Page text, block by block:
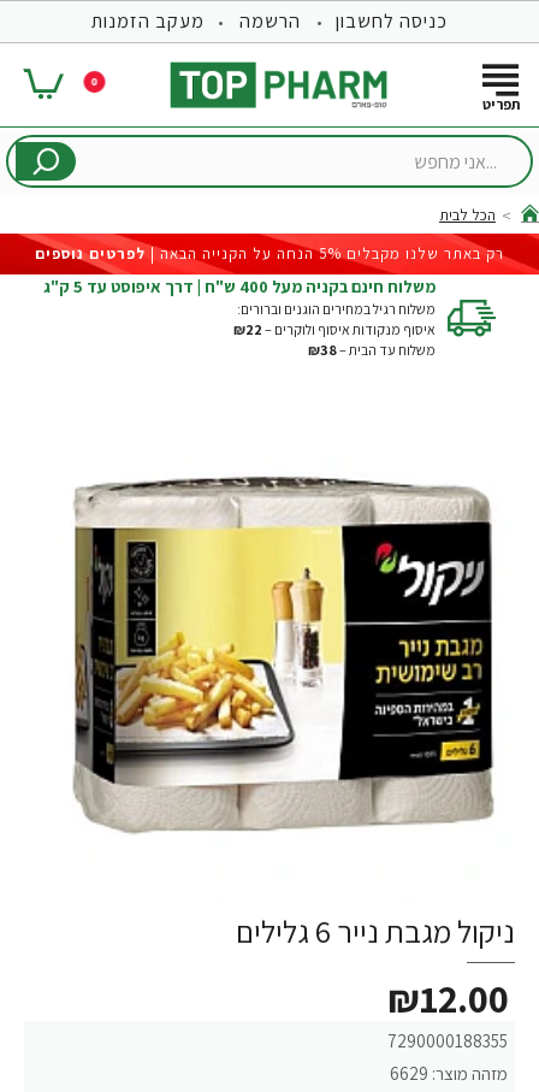
כניסה לחשבון הרשמה מעקב הזמנות
0
...אני
home
הכל לבית
רק באתר שלנו מקבלים 5% הנחה על הקנייה הבאה |
לפרטים נוספים
משלוח חינם בקניה מעל 400 ש"ח | דרך איפוסט עד 5 ק"ג
משלוח רגיל במחירים הוגנים וברורים:
איסוף מנקודות איסוף ולוקרים – ₪22
משלוח עד הבית –₪38
ניקול מגבת נייר 6 גלילים
7290000188355
מזהה מוצר: 6629
₪12.00